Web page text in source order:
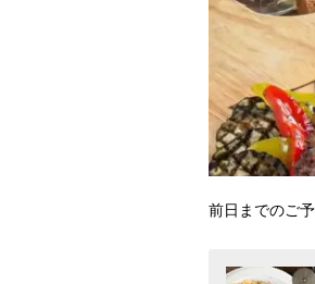
前日までのご